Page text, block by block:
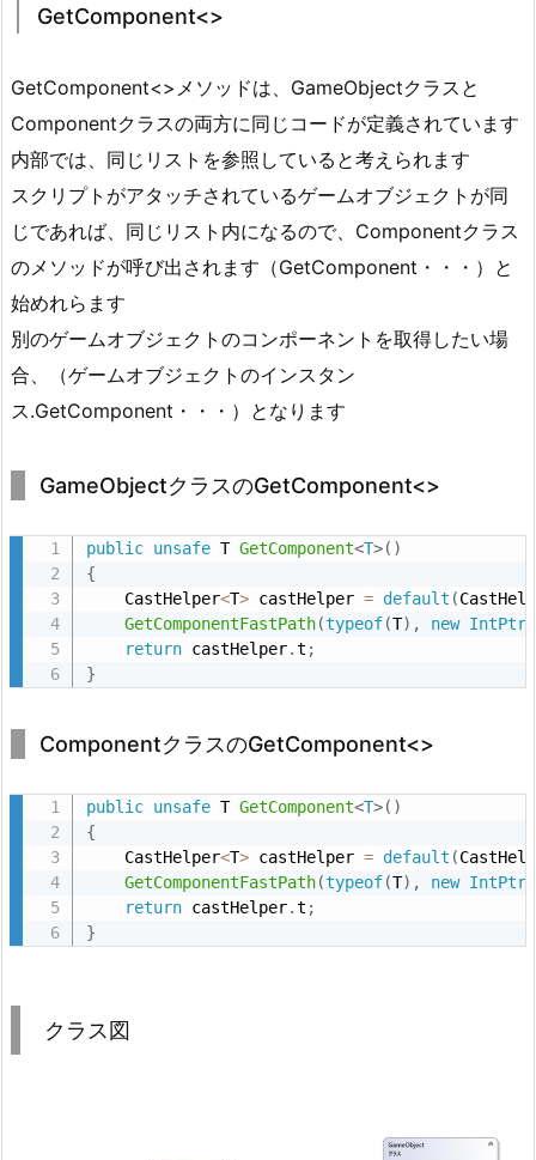
GetComponent<>
GetComponent<>メソッドは、GameObjectクラスと
Componentクラスの両方に同じコードが定義されています
内部では、同じリストを参照していると考えられます
スクリプトがアタッチされているゲームオブジェクトが同
じであれば、同じリスト内になるので、Componentクラス
のメソッドが呼び出されます（GetComponent・・・）と
始めれらます
別のゲームオブジェクトのコンポーネントを取得したい場
合、（ゲームオブジェクトのインスタン
ス.GetComponent・・・）となります
GameObjectクラスのGetComponent<>
public unsafe T GetComponent<T>( )
{
    CastHelper
<T> castHelper = default (
GetComponentFastPath(typeof(T) , new IntPtr
return castHelper.t ;
}
ComponentクラスのGetComponent<>
public unsafe T GetComponent<T>( )
{
    CastHelper
<T> castHelper = default (
GetComponentFastPath(typeof(T) , new IntPtr
return castHelper.t ;
}
クラス図